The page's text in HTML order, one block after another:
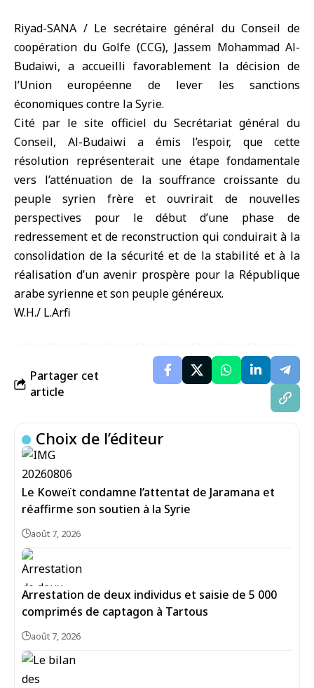
Riyad-SANA / Le secrétaire général du Conseil de
coopération du Golfe (CCG), Jassem Mohammad Al-
Budaiwi, a accueilli favorablement la décision de
l’Union européenne de lever les sanctions
économiques contre la Syrie.
Cité par le site officiel du Secrétariat général du
Conseil, Al-Budaiwi a émis l’espoir, que cette
résolution représenterait une étape fondamentale
vers l’atténuation de la souffrance croissante du
peuple syrien frère et ouvrirait de nouvelles
perspectives pour le début d’une phase de
redressement et de reconstruction qui conduirait à la
consolidation de la sécurité et de la stabilité et à la
réalisation d’un avenir prospère pour la République
arabe syrienne et son peuple généreux.
W.H./ L.Arfi
Partager cet
article
Choix de l’éditeur
Le Koweït condamne l’attentat de Jaramana et
réaffirme son soutien à la Syrie
août 7, 2026
Arrestation de deux individus et saisie de 5 000
comprimés de captagon à Tartous
août 7, 2026